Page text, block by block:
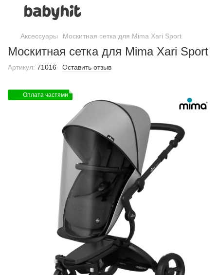
Аксессуары Москитная сетка для Mima Xari Sport
Москитная сетка для Mima Xari Sport
Артикул: 71016 Оставить отзыв
Оплата частями